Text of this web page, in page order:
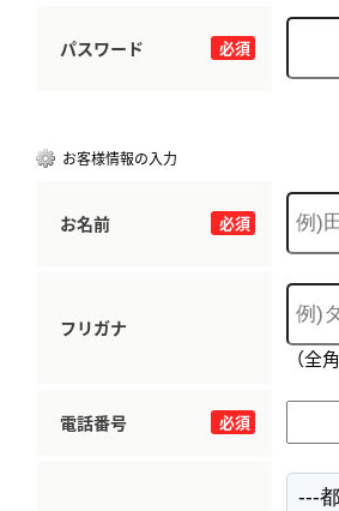
必須
パスワード
お客様情報の入力
必須
お名前
フリガナ
（全
必須
電話番号